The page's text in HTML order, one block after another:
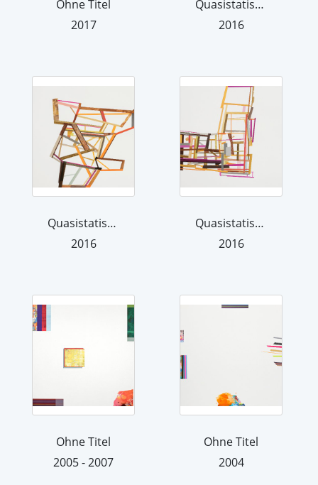
Ohne Titel
2017
Quasistatisch VIII
2016
Quasistatisch VI
2016
Quasistatisch IX
2016
Ohne Titel
2005 - 2007
Ohne Titel
2004